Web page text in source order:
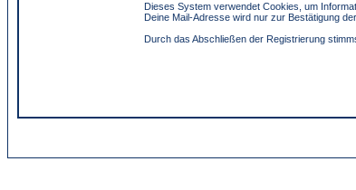
Dieses System verwendet Cookies, um
Deine Mail-Adresse wird nur zur Bestätigung
Durch das Abschließen der Registrierung